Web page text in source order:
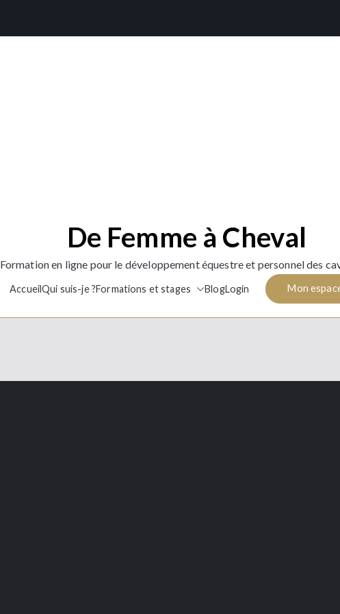
De Femme à Cheval
Formation en ligne pour le développement équestre et personnel des
AccueilQui suis-je ?Formations et stages BlogLogin Mon